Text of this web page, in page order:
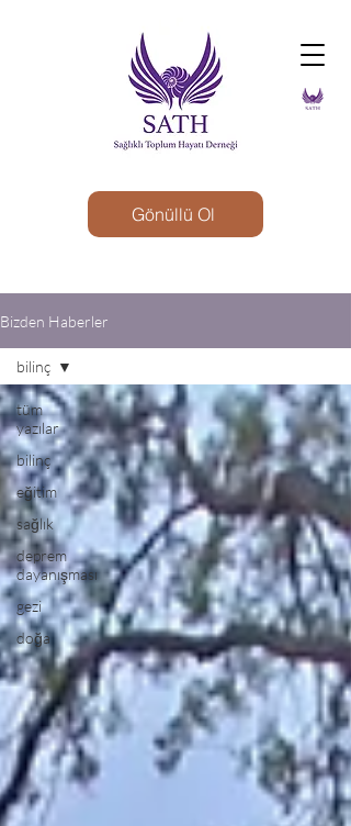
Gönüllü Ol
Bizden Haberler
tüm
yazılar
bilinç
eğitim
sağlık
deprem
dayanışması
gezi
doğa
bilinç